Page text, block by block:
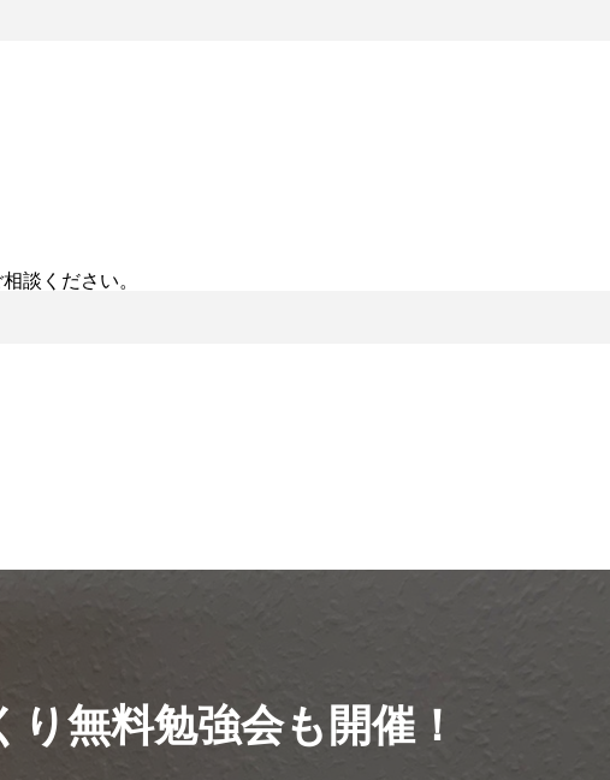
談ください。
無料勉強会も開催！